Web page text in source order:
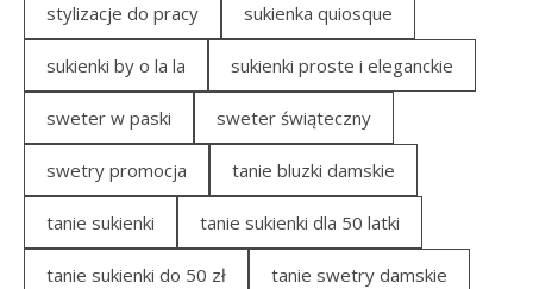
stylizacje do pracy sukienka quiosque
sukienki by o la la sukienki proste i eleganckie
sweter w paski sweter świąteczny
swetry promocja tanie bluzki damskie
tanie sukienki tanie sukienki dla 50 latki
tanie sukienki do 50 zł tanie swetry damskie